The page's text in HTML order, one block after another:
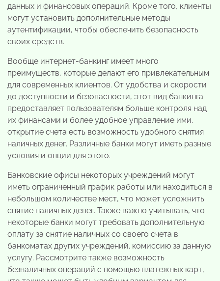
данных и финансовых операций. Кроме того, клиенты
могут установить дополнительные методы
аутентификации, чтобы обеспечить безопасность
своих средств.
Вообще интернет-банкинг имеет много
преимуществ, которые делают его привлекательным
для современных клиентов. От удобства и скорости
до доступности и безопасности, этот вид банкинга
предоставляет пользователям больше контроля над
их финансами и более удобное управление ими.
открытие счета есть возможность удобного снятия
наличных денег. Различные банки могут иметь разные
условия и опции для этого.
Банковские офисы некоторых учреждений могут
иметь ограниченный график работы или находиться в
небольшом количестве мест, что может усложнить
снятие наличных денег. Также важно учитывать, что
некоторые банки могут требовать дополнительную
оплату за снятие наличных со своего счета в
банкоматах других учреждений. комиссию за данную
услугу. Рассмотрите также возможность
безналичных операций с помощью платежных карт,